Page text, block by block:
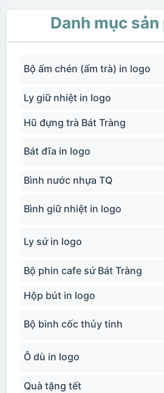
Danh mục sản
Bộ ấm chén (ấm trà) in logo
Ly giữ nhiệt in logo
Hũ đựng trà Bát Tràng
Bát đĩa in logo
Bình nước nhựa TQ
Bình giữ nhiệt in logo
Ly sứ in logo
Bộ phin cafe sứ Bát Tràng
Hộp bút in logo
Bộ bình cốc thủy tinh
Ô dù in logo
Quà tặng tết